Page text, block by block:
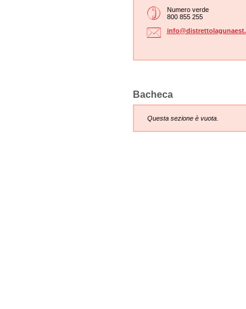
Numero verde
800 855 255
info@distrettolagunaest.
Bacheca
Questa sezione è vuota.